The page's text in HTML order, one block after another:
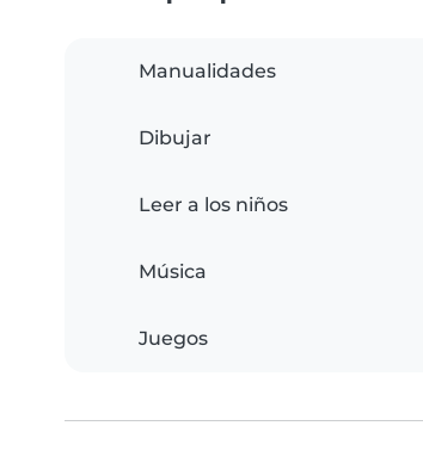
Manualidades
Dibujar
Leer a los niños
Música
Juegos